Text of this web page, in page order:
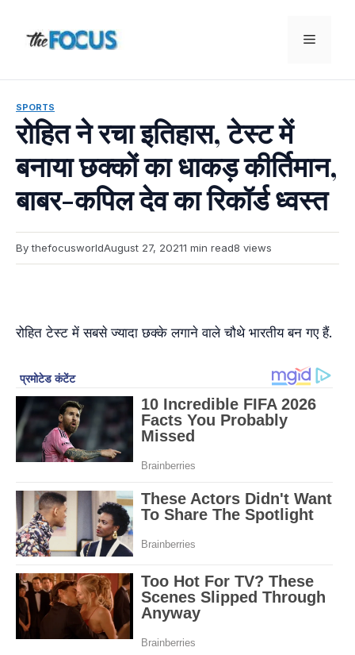
content
Menu
SPORTS
रोहित ने रचा इतिहास, टेस्ट में
बनाया छक्कों का धाकड़ कीर्तिमान,
बाबर-कपिल देव का रिकॉर्ड ध्वस्त
By thefocusworldAugust 27, 20211 min read8 views
रोहित टेस्ट में सबसे ज्यादा छक्के लगाने वाले चौथे भारतीय बन गए हैं.